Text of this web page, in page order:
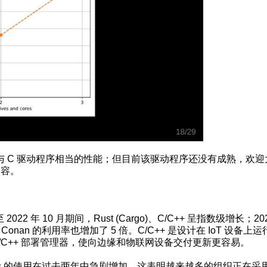
C 驱动程序相当的性能；但目前该驱动程序还没有成熟，欢迎
。
2022 年 10 月期间，Rust (Cargo)、C/C++ 呈指数级增长；
的利用率也增加了 5 倍。C/C++ 是设计在 IoT 设备上运
部署管理器，使向边缘和物联网设备交付更新更容易。